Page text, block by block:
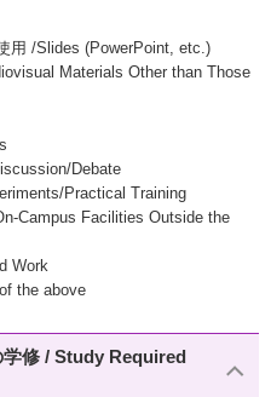
用 /Slides (PowerPoint, etc.)
Materials Other than Those
Debate
Practical Training
Campus Facilities Outside the
Work
the above
修 / Study Required